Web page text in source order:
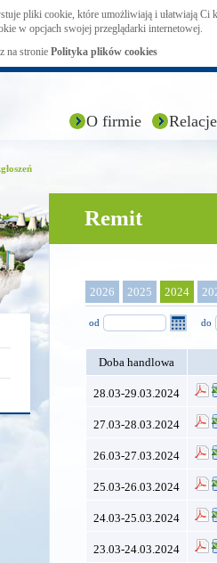
pliki cookie, które umożliwiają i ułatwiają Ci
w opcjach swojej przeglądarki internetowej.
na stronie Polityka plików cookies
O firmie
Remit
2026 2025 2024
od do
Doba handlowa
28.03-29.03.2024
27.03-28.03.2024
26.03-27.03.2024
25.03-26.03.2024
24.03-25.03.2024
23.03-24.03.2024